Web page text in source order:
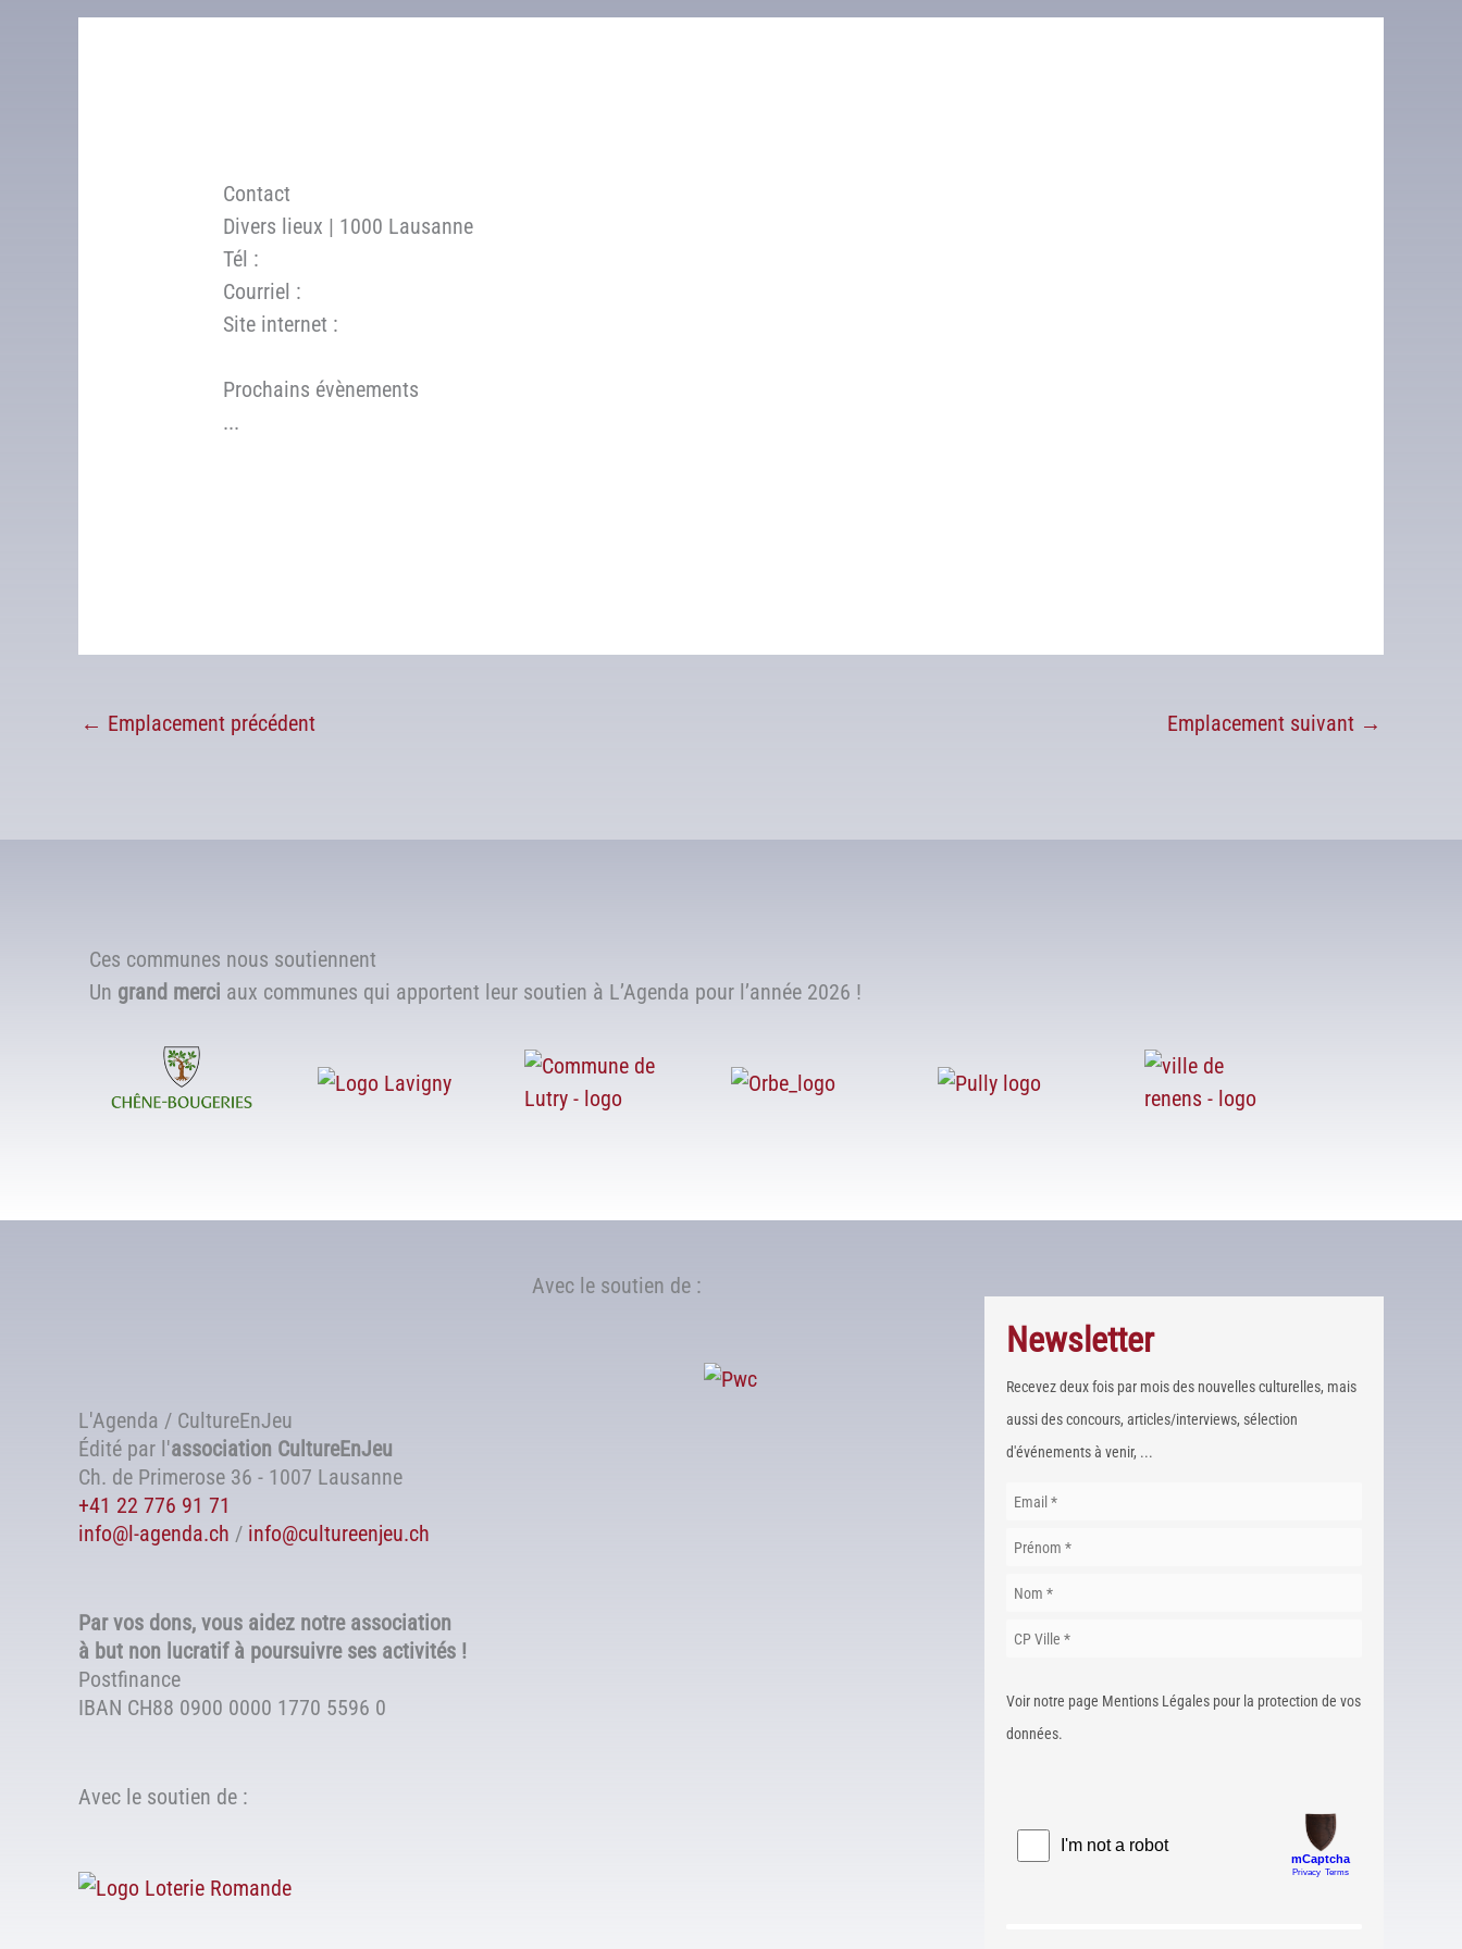
Contact
Divers lieux | 1000 Lausanne
Tél :
Courriel :
Site internet :
Prochains évènements
...
← Emplacement précédent Emplacement suivant →
Ces communes nous soutiennent
Un grand merci aux communes qui apportent leur soutien à L’Agenda pour l’année 2026 !
L'Agenda / CultureEnJeu
Édité par l'association CultureEnJeu
Ch. de Primerose 36 - 1007 Lausanne
+41 22 776 91 71
info@l-agenda.ch / info@cultureenjeu.ch
Par vos dons, vous aidez notre association
à but non lucratif à poursuivre ses activités !
Postfinance
IBAN CH88 0900 0000 1770 5596 0
Avec le soutien de :
Avec le soutien de :
Newsletter
Recevez deux fois par mois des nouvelles culturelles, mais
aussi des concours, articles/interviews, sélection
d'événements à venir, ...
Voir notre page Mentions Légales pour la protection de vos
données.